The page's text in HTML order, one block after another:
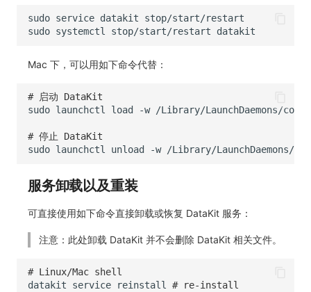
sudo service datakit
sudo systemctl stop/start/restart
Mac 下，可以用如下命令代替：
# 启动 DataKit
sudo launchctl load -w
# 停止 DataKit
sudo launchctl unload -w
服务卸载以及重装
可直接使用如下命令直接卸载或恢复 DataKit 服务：
注意：此处卸载 DataKit 并不会删除 DataKit 相关文件。
# Linux/Mac shell
datakit
service reinstall # re-install